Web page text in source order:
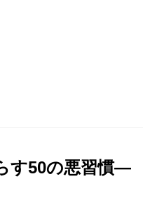
す50の悪習慣―